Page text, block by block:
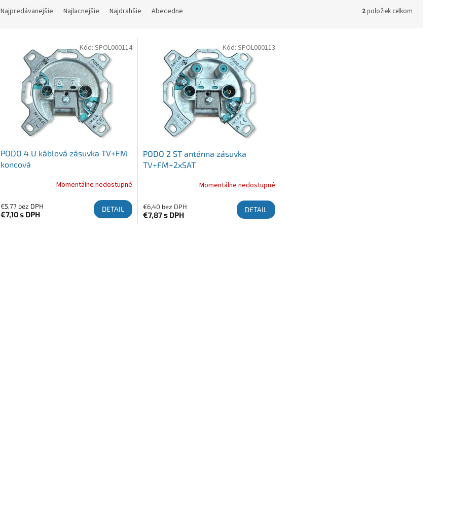
Najpredávanejšie Najlacnejšie Najdrahšie Abecedne 2položiek celkom
PODO 4 U káblová zásuvka TV+FM
koncová
Momentálne nedostupné
€5,77 bez DPH
€7,10s DPH
DETAIL
Kód: SPOL000114
PODO 2 ST anténna zásuvka
TV+FM+2xSAT
Momentálne nedostupné
€6,40 bez DPH
€7,87s DPH
DETAIL
Kód: SPOL000113